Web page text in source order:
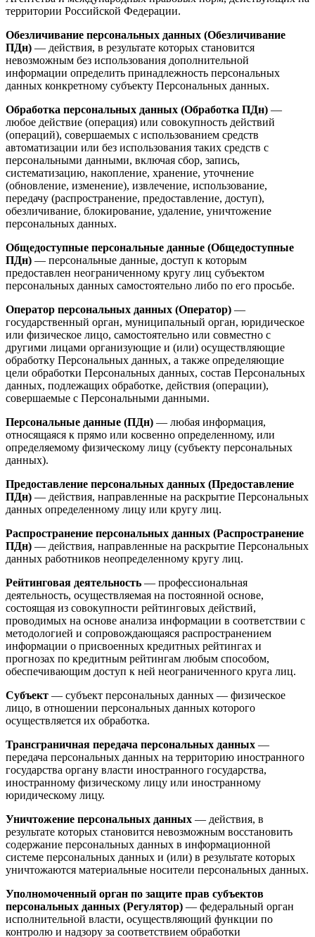
территории Российской Федерации.
Обезличивание персональных данных (Обезличивание
ПДн) — действия, в результате которых становится
невозможным без использования дополнительной
информации определить принадлежность персональных
данных конкретному субъекту Персональных данных.
Обработка персональных данных (Обработка ПДн) —
любое действие (операция) или совокупность действий
(операций), совершаемых с использованием средств
автоматизации или без использования таких средств с
персональными данными, включая сбор, запись,
систематизацию, накопление, хранение, уточнение
(обновление, изменение), извлечение, использование,
передачу (распространение, предоставление, доступ),
обезличивание, блокирование, удаление, уничтожение
персональных данных.
Общедоступные персональные данные (Общедоступные
ПДн) — персональные данные, доступ к которым
предоставлен неограниченному кругу лиц субъектом
персональных данных самостоятельно либо по его просьбе.
Оператор персональных данных (Оператор) —
государственный орган, муниципальный орган, юридическое
или физическое лицо, самостоятельно или совместно с
другими лицами организующие и (или) осуществляющие
обработку Персональных данных, а также определяющие
цели обработки Персональных данных, состав Персональных
данных, подлежащих обработке, действия (операции),
совершаемые с Персональными данными.
Персональные данные (ПДн) — любая информация,
относящаяся к прямо или косвенно определенному, или
определяемому физическому лицу (субъекту персональных
данных).
Предоставление персональных данных (Предоставление
ПДн) — действия, направленные на раскрытие Персональных
данных определенному лицу или кругу лиц.
Распространение персональных данных (Распространение
ПДн) — действия, направленные на раскрытие Персональных
данных работников неопределенному кругу лиц.
Рейтинговая деятельность — профессиональная
деятельность, осуществляемая на постоянной основе,
состоящая из совокупности рейтинговых действий,
проводимых на основе анализа информации в соответствии с
методологией и сопровождающаяся распространением
информации о присвоенных кредитных рейтингах и
прогнозах по кредитным рейтингам любым способом,
обеспечивающим доступ к ней неограниченного круга лиц.
Субъект — субъект персональных данных — физическое
лицо, в отношении персональных данных которого
осуществляется их обработка.
Трансграничная передача персональных данных —
передача персональных данных на территорию иностранного
государства органу власти иностранного государства,
иностранному физическому лицу или иностранному
юридическому лицу.
Уничтожение персональных данных — действия, в
результате которых становится невозможным восстановить
содержание персональных данных в информационной
системе персональных данных и (или) в результате которых
уничтожаются материальные носители персональных данных.
Уполномоченный орган по защите прав субъектов
персональных данных (Регулятор) — федеральный орган
исполнительной власти, осуществляющий функции по
контролю и надзору за соответствием обработки